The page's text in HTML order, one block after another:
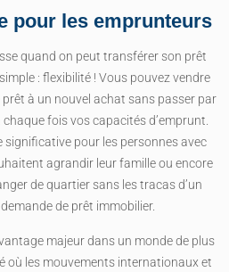
pour les emprunteurs
quand on peut transférer son prêt
: flexibilité ! Vous pouvez vendre
à un nouvel achat sans passer par
chaque fois vos capacités d’emprunt.
significative pour les personnes avec
agrandir leur famille ou encore
de quartier sans les tracas d’un
de prêt immobilier.
majeur dans un monde de plus
où les mouvements internationaux et